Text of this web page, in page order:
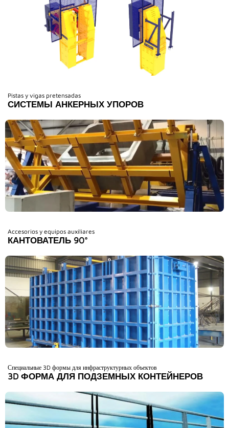
Pistas y vigas pretensadas
СИСТЕМЫ АНКЕРНЫХ УПОРОВ
Accesorios y equipos auxiliares
КАНТОВАТЕЛЬ 90°
Специальные 3D формы для инфраструктурных объектов
3D ФОРМА ДЛЯ ПОДЗЕМНЫХ КОНТЕЙНЕРОВ